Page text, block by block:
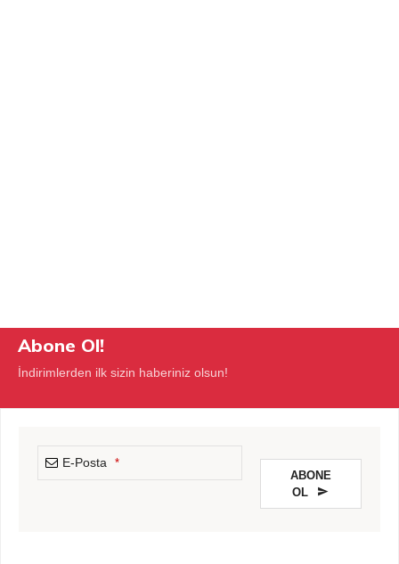
Abone Ol!
İndirimlerden ilk sizin haberiniz olsun!
E-Posta *
ABONE
OL